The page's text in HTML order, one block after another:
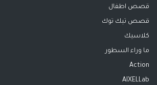
قصص اطفال
قصص تيك توك
كلاسيك
ما وراء السطور
Action
AIXELLab